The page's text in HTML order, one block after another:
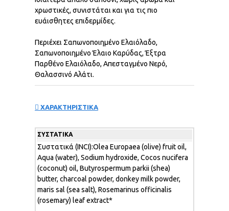
χρωστικές, συνιστάται και για τις πιο
ευάισθητες επιδερμίδες.
Περιέχει Σαπωνοποιημένο Ελαιόλαδο,
Σαπωνοποιημένο Έλαιο Καρύδας, Έξτρα
Παρθένο Ελαιόλαδο, Απεσταγμένο Νερό,
Θαλασσινό Αλάτι.
ΧΑΡΑΚΤΗΡΙΣΤΙΚΑ
ΣΥΣΤΑΤΙΚΆ
Συστατικά (INCI):Olea Europaea (olive) fruit oil,
Aqua (water), Sodium hydroxide, Cocos nucifera
(coconut) oil, Butyrospermum parkii (shea)
butter, charcoal powder, donkey milk powder,
maris sal (sea salt), Rosemarinus officinalis
(rosemary) leaf extract*